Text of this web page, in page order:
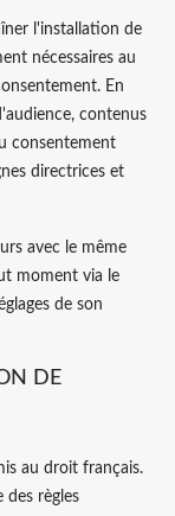
l'installation de
nécessaires au
En
contenus
consentement
directrices et
avec le même
moment via le
de son
DE
au droit français.
des règles